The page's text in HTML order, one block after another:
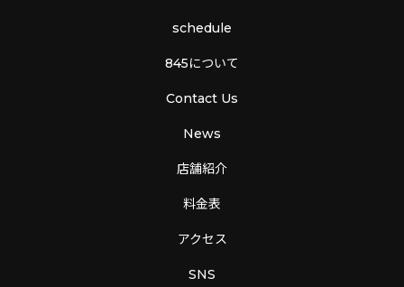
schedule
845について
Contact Us
News
店舗紹介
料金表
アクセス
SNS